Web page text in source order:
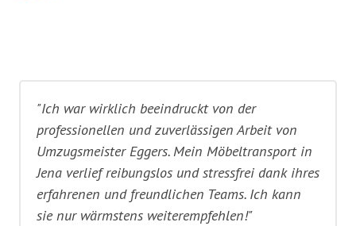
"Ich war wirklich beeindruckt von der
professionellen und zuverlässigen Arbeit von
Umzugsmeister Eggers. Mein Möbeltransport in
Jena verlief reibungslos und stressfrei dank ihres
erfahrenen und freundlichen Teams. Ich kann
sie nur wärmstens weiterempfehlen!"